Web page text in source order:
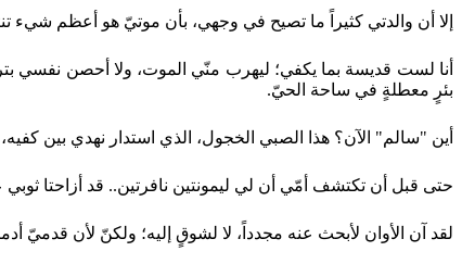
إلا أن والدتي كثيراً ما تصيح في وجهي، بأن موتيّ هو أعظم
أنا لست قديسة بما يكفي؛ ليهرب منّي الموت، ولا أحصن نفسي
بئرٍ معطلةٍ في ساحة الحيّ.
أين "سالم" الآن؟ هذا الصبي الخجول، الذي استدار نهدي بين
حتى قبل أن تكتشف أمّي أن لي ليمونتين نافرتين.. قد أزاحتا
لقد آن الأوان لأبحث عنه مجدداً، لا لشوقٍ إليه؛ ولكنّ لأن قدميّ